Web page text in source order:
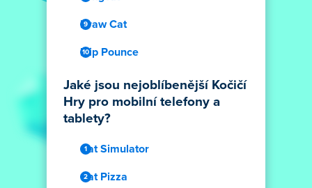
Draw Cat
Flip Pounce
Jaké jsou nejoblíbenější Kočičí
Hry pro mobilní telefony a
tablety?
Cat Simulator
Cat Pizza